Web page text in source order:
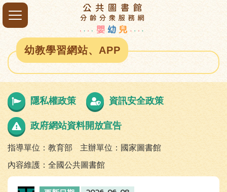
幼教學習網站、APP
隱私權政策 資訊安全政策
政府網站資料開放宣告
指導單位：教育部
主辦單位：國家圖書館
內容維護：全國公共圖書館